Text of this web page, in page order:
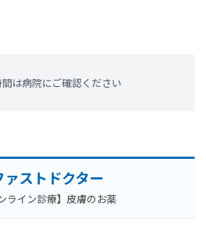
は病院にご確認ください
ァストドクター
ンライン診療】皮膚のお薬